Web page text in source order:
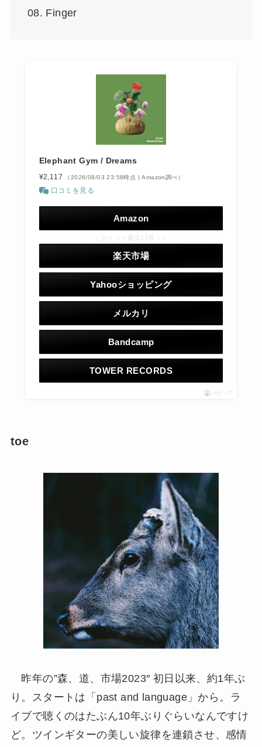
08. Finger
Elephant Gym / Dreams
¥2,117 （2026/08/03 23:58時点 | Amazon調べ）
口コミを見る
Amazon
楽天市場
Yahooショッピング
メルカリ
Bandcamp
TOWER RECORDS
ポチップ
toe
昨年の”森、道、市場2023″ 初日以来、約1年ぶ
り。スタートは「past and language」から。ラ
イブで聴くのはたぶん10年ぶりぐらいなんですけ
ど。ツインギターの美しい旋律を連鎖させ、感情